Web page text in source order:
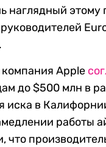
наглядный
Apple
до $500 млн в
иска в
работы
что